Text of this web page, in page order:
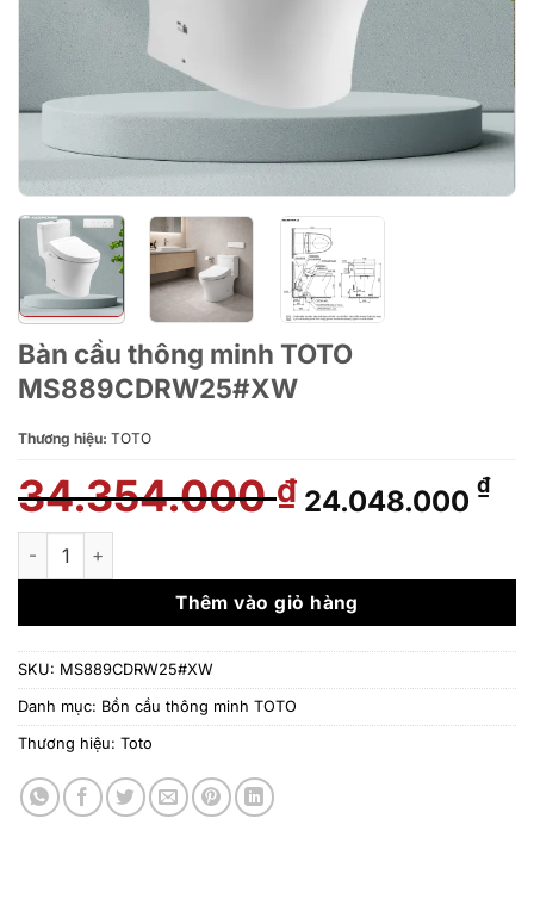
Bàn cầu thông minh TOTO
MS889CDRW25#XW
Thương hiệu: TOTO
34.354.000₫ Giá
gốc
34.354.000 ₫.
24.048.000 ₫Giá
là:
Bàn cầu thông minh TOTO MS889CDRW25#XW số lượng
Thêm vào giỏ hàng
SKU: MS889CDRW25#XW
Danh mục: Bồn cầu thông minh TOTO
Thương hiệu: Toto